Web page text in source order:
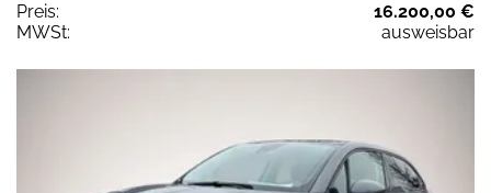
Preis:
16.200,00 €
MWSt:
ausweisbar